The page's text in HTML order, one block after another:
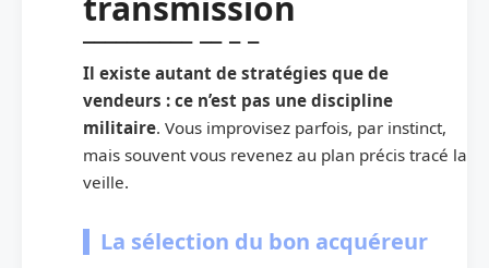
Il existe autant de stratégies que de
vendeurs : ce n’est pas une discipline
militaire. Vous improvisez parfois, par instinct,
mais souvent vous revenez au plan précis tracé la
veille.
La sélection du bon acquéreur